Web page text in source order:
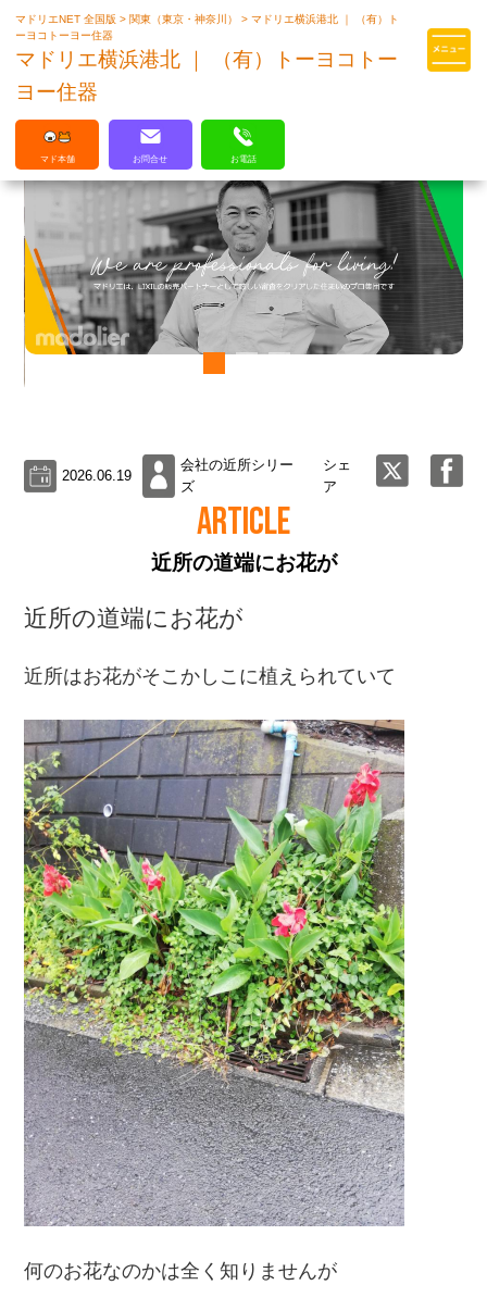
マドリエはLIXILの厳しい基準を
マドリエNET 全国版> 関東（東京・神奈川）>マドリエ横浜港北 ｜ （有）ト
ーヨコトーヨー住器
マドリエ横浜港北 ｜ （有）トーヨコトー
ヨー住器
マド本舗 お問合せ お電話
2026.06.19
会社の近所シリー
ズ
シェ
ア
ARTICLE
近所の道端にお花が